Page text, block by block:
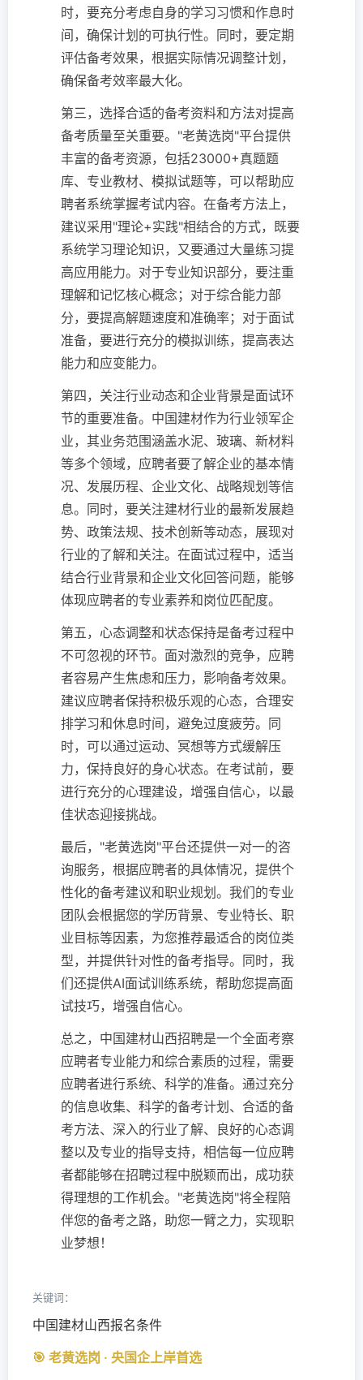
时，要充分考虑自身的学习习惯和作息时
间，确保计划的可执行性。同时，要定期
评估备考效果，根据实际情况调整计划，
确保备考效率最大化。
第三，选择合适的备考资料和方法对提高
备考质量至关重要。"老黄选岗"平台提供
丰富的备考资源，包括23000+真题题
库、专业教材、模拟试题等，可以帮助应
聘者系统掌握考试内容。在备考方法上，
建议采用"理论+实践"相结合的方式，既要
系统学习理论知识，又要通过大量练习提
高应用能力。对于专业知识部分，要注重
理解和记忆核心概念；对于综合能力部
分，要提高解题速度和准确率；对于面试
准备，要进行充分的模拟训练，提高表达
能力和应变能力。
第四，关注行业动态和企业背景是面试环
节的重要准备。中国建材作为行业领军企
业，其业务范围涵盖水泥、玻璃、新材料
等多个领域，应聘者要了解企业的基本情
况、发展历程、企业文化、战略规划等信
息。同时，要关注建材行业的最新发展趋
势、政策法规、技术创新等动态，展现对
行业的了解和关注。在面试过程中，适当
结合行业背景和企业文化回答问题，能够
体现应聘者的专业素养和岗位匹配度。
第五，心态调整和状态保持是备考过程中
不可忽视的环节。面对激烈的竞争，应聘
者容易产生焦虑和压力，影响备考效果。
建议应聘者保持积极乐观的心态，合理安
排学习和休息时间，避免过度疲劳。同
时，可以通过运动、冥想等方式缓解压
力，保持良好的身心状态。在考试前，要
进行充分的心理建设，增强自信心，以最
佳状态迎接挑战。
最后，"老黄选岗"平台还提供一对一的咨
询服务，根据应聘者的具体情况，提供个
性化的备考建议和职业规划。我们的专业
团队会根据您的学历背景、专业特长、职
业目标等因素，为您推荐最适合的岗位类
型，并提供针对性的备考指导。同时，我
们还提供AI面试训练系统，帮助您提高面
试技巧，增强自信心。
总之，中国建材山西招聘是一个全面考察
应聘者专业能力和综合素质的过程，需要
应聘者进行系统、科学的准备。通过充分
的信息收集、科学的备考计划、合适的备
考方法、深入的行业了解、良好的心态调
整以及专业的指导支持，相信每一位应聘
者都能够在招聘过程中脱颖而出，成功获
得理想的工作机会。"老黄选岗"将全程陪
伴您的备考之路，助您一臂之力，实现职
业梦想！
关键词：
中国建材山西报名条件
🎯 老黄选岗 · 央国企上岸首选